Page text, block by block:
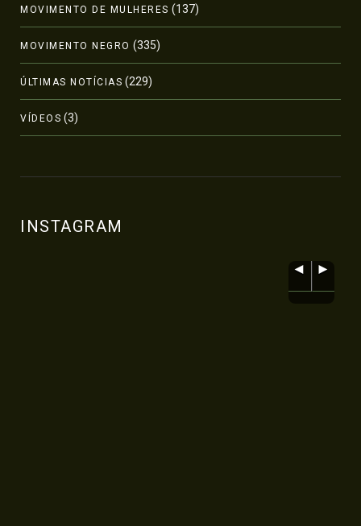
MOVIMENTO DE MULHERES (137)
MOVIMENTO NEGRO (335)
ÚLTIMAS NOTÍCIAS (229)
VÍDEOS (3)
INSTAGRAM